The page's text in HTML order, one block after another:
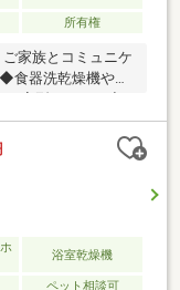
所有権
家族とコミュニケ
食器洗乾燥機やデ
事動線良好◆全居
用いただけます◆各
ションあり◆コンシ
テルライクなマン
済＜リフォーム内
スコンロ、食器洗
バス(浴室乾燥機
内装クロス全面貼
浴室乾燥機
ペット相談可